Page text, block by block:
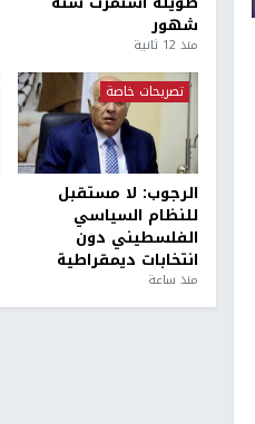
شهور
منذ 12 ثانية
تصريحات خاصة
الرجوب: لا مستقبل
للنظام السياسي
الفلسطيني دون
انتخابات ديمقراطية
منذ ساعة